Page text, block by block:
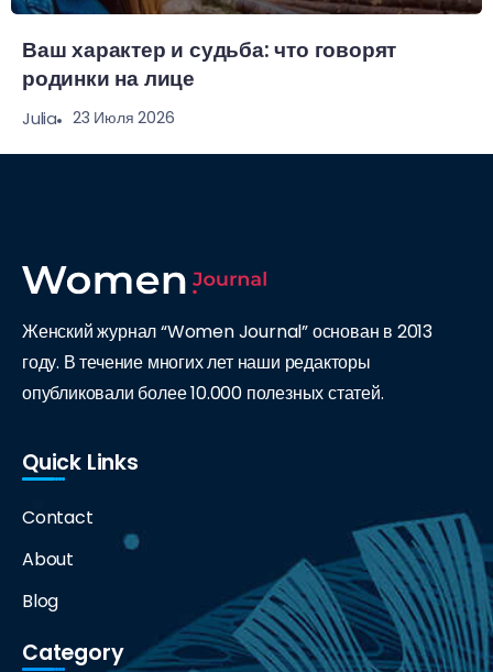
Ваш характер и судьба: что говорят
родинки на лице
Julia 23 Июля 2026
Женский журнал “Women Journal” основан в 2013
году. В течение многих лет наши редакторы
опубликовали более 10.000 полезных статей.
Quick Links
Contact
About
Blog
Category